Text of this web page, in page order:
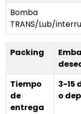
Bomba
TRANS/Lub/
Packing
Tiempo
de
entrega
3-15
o